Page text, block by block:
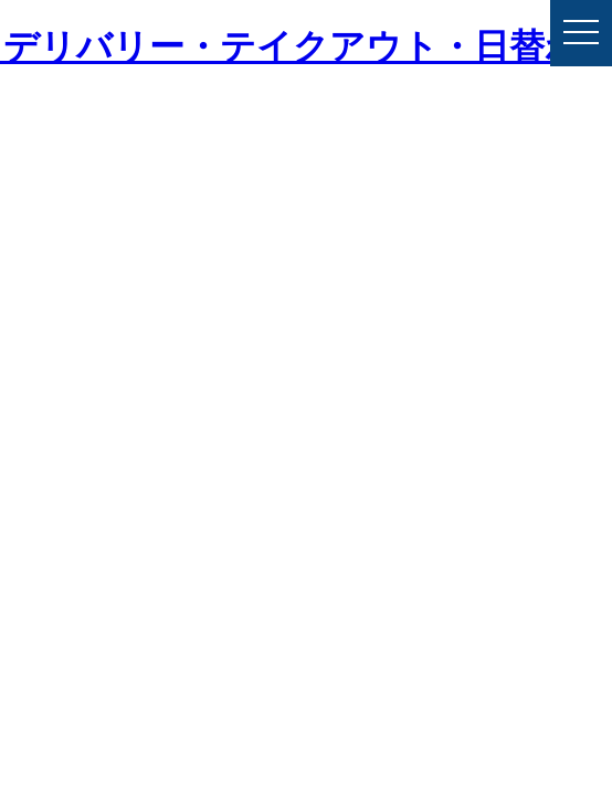
リバリー・テイクアウト・日替わ